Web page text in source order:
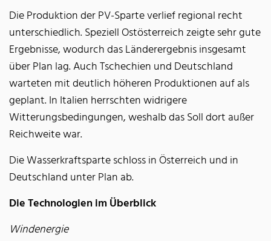
Die Produktion der PV-Sparte verlief regional recht
unterschiedlich. Speziell Ostösterreich zeigte sehr gute
Ergebnisse, wodurch das Länderergebnis insgesamt
über Plan lag. Auch Tschechien und Deutschland
warteten mit deutlich höheren Produktionen auf als
geplant. In Italien herrschten widrigere
Witterungsbedingungen, weshalb das Soll dort außer
Reichweite war.
Die Wasserkraftsparte schloss in Österreich und in
Deutschland unter Plan ab.
Die Technologien im Überblick
Windenergie